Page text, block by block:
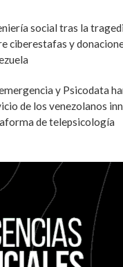
social tras la
ciberestafas y
y Psicodata
de los venezolanos
de telepsicología